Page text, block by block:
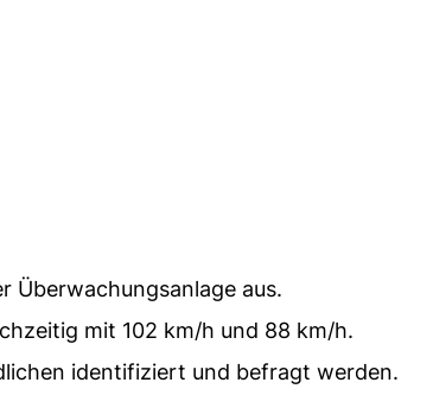
Überwachungsanlage aus.
mit 102 km/h und 88 km/h.
identifiziert und befragt werden.